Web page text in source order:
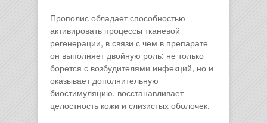
Прополис обладает способностью
активировать процессы тканевой
регенерации, в связи с чем в препарате
он выполняет двойную роль: не только
борется с возбудителями инфекций, но и
оказывает дополнительную
биостимуляцию, восстанавливает
целостность кожи и слизистых оболочек.